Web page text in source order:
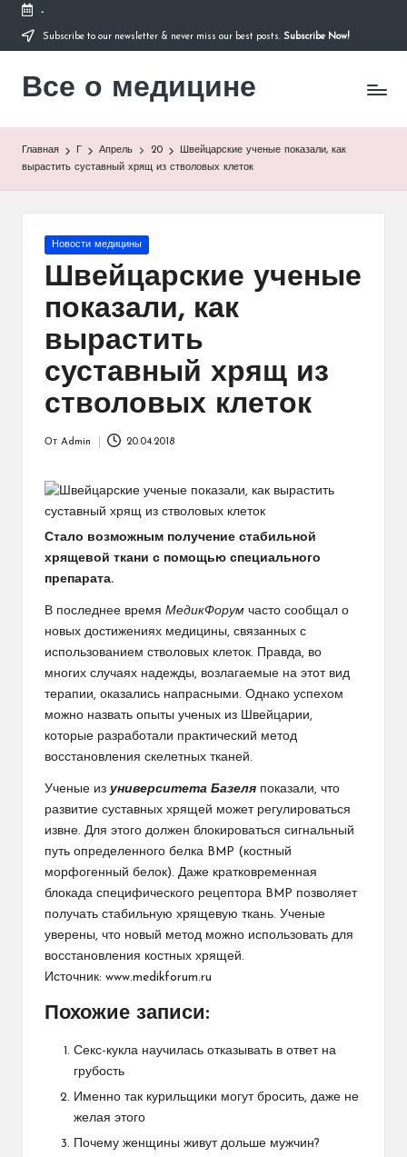
Перейти
содержимому
-
Subscribe to our newsletter & never miss our best posts. Subscribe Now!
Все о медицине
Лечитесь
Главная Г Апрель 20
Швейцарские ученые показали, как
вырастить суставный хрящ из стволовых клеток
Опубликовано
Новости медицины
Швейцарские ученые
показали, как
вырастить
суставный хрящ из
стволовых клеток
От Admin 20.04.2018
Стало возможным получение стабильной
хрящевой ткани с помощью специального
препарата.
В последнее время МедикФорум часто сообщал о
новых достижениях медицины, связанных с
использованием стволовых клеток.
Правда, во
многих случаях надежды, возлагаемые на этот вид
терапии, оказались напрасными. Однако успехом
можно назвать опыты ученых из Швейцарии,
которые разработали практический метод
восстановления скелетных тканей.
Ученые из университета Базеля показали, что
развитие суставных хрящей может регулироваться
извне. Для этого должен блокироваться сигнальный
путь определенного белка BMP (костный
морфогенный белок). Даже кратковременная
блокада специфического рецептора BMP позволяет
получать стабильную хрящевую ткань. Ученые
уверены, что новый метод можно использовать для
восстановления костных хрящей.
Источник: www.medikforum.ru
Похожие записи:
Секс-кукла научилась отказывать в ответ на
грубость
Именно так курильщики могут бросить, даже не
желая этого
Почему женщины живут дольше мужчин?